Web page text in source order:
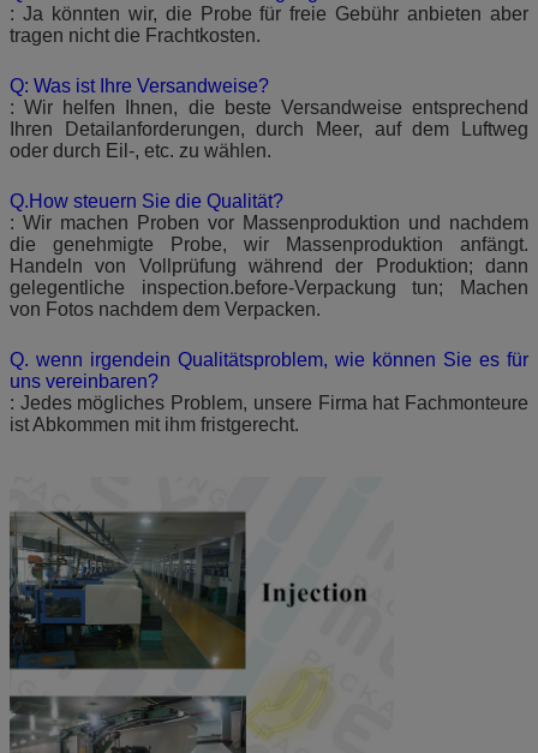
: Ja könnten wir, die Probe für freie Gebühr anbieten aber
tragen nicht die Frachtkosten.
Q: Was ist Ihre Versandweise?
: Wir helfen Ihnen, die beste Versandweise entsprechend
Ihren Detailanforderungen, durch Meer, auf dem Luftweg
oder durch Eil-, etc. zu wählen.
Q.How steuern Sie die Qualität?
: Wir machen Proben vor Massenproduktion und nachdem
die genehmigte Probe, wir Massenproduktion anfängt.
Handeln von Vollprüfung während der Produktion; dann
gelegentliche inspection.before-Verpackung tun; Machen
von Fotos nachdem dem Verpacken.
Q. wenn irgendein Qualitätsproblem, wie können Sie es für
uns vereinbaren?
: Jedes mögliches Problem, unsere Firma hat Fachmonteure
ist Abkommen mit ihm fristgerecht.